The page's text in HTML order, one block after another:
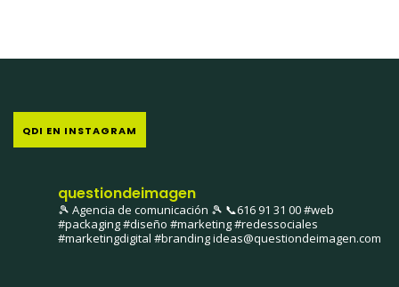
QDI EN INSTAGRAM
questiondeimagen
🎾 Agencia de comunicación 🎾 📞616 91 31 00#web
#packaging #diseño #marketing #redessociales
#marketingdigital #brandingideas@questiondeimagen.com